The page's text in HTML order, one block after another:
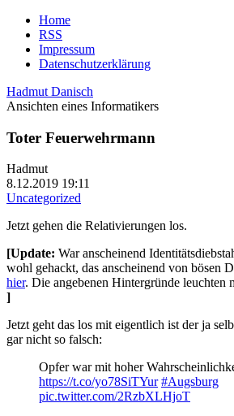
Home
RSS
Impressum
Datenschutzerklärung
Hadmut Danisch
Ansichten eines Informatikers
Toter Feuerwehrmann
Hadmut
8.12.2019 19:11
Uncategorized
Jetzt gehen die Relativierungen los.
[Update: War anscheinend
wohl gehackt, das anscheinend von bösen
hier. Die angebenen Hintergründe leuchten
]
Jetzt geht das los mit eigentlich ist der ja
gar nicht so falsch:
Opfer war mit hoher
https://t.co/yo78SiTYur #Augsburg
pic.twitter.com/2RzbXLHjoT